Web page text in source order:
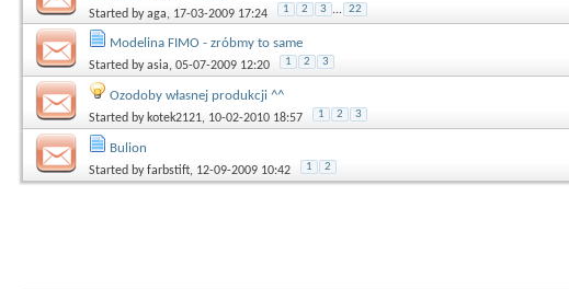
Started byaga, 17-03-2009 17:24 1 2 3 ... 22
Modelina FIMO - zróbmy to same
Started byasia, 05-07-2009 12:20 1 2 3
Ozodoby własnej produkcji ^^
Started by kotek2121, 10-02-2010 18:57 1 2 3
Bulion
Started byfarbstift, 12-09-2009 10:42 1 2